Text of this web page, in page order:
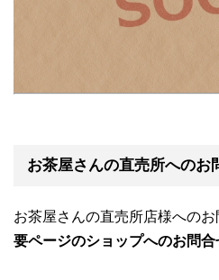
お茶屋さんの直売所へのお
お茶屋さんの直売所店様へのお
要ページのショップへのお問合